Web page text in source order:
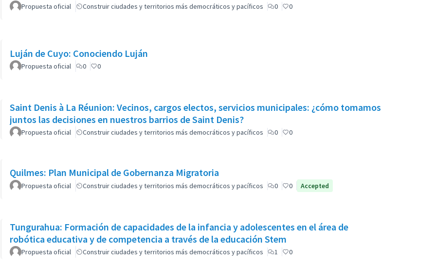
Propuesta oficial Construir ciudades y territorios más democráticos y pacíficos 0 0
Luján de Cuyo: Conociendo Luján
Propuesta oficial 0 0
Saint Denis à La Réunion: Vecinos, cargos electos, servicios municipales: ¿cómo tomamos
juntos las decisiones en nuestros barrios de Saint Denis?
Propuesta oficial Construir ciudades y territorios más democráticos y pacíficos 0 0
Quilmes: Plan Municipal de Gobernanza Migratoria
Propuesta oficial Construir ciudades y territorios más democráticos y pacíficos 0 0 Accepted
Tungurahua: Formación de capacidades de la infancia y adolescentes en el área de
robótica educativa y de competencia a través de la educación Stem
Propuesta oficial Construir ciudades y territorios más democráticos y pacíficos 1 0